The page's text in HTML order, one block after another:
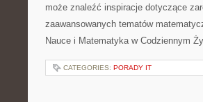
może znaleźć inspiracje dotyczące
zaawansowanych tematów
Nauce i Matematyka w Codziennym
CATEGORIES: PORADY IT